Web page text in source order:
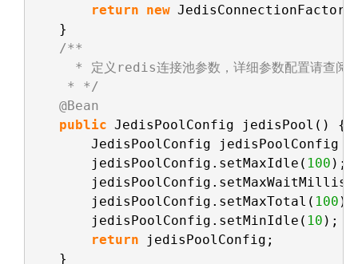
return new
}
/**
* 定义redis连接池参数，详细参数配置请查阅
* */
@Bean
public JedisPoolConfig jedisPool() {
JedisPoolConfig jedisPoolConfig
jedisPoolConfig.setMaxIdle( 100 );
jedisPoolConfig.setMaxWaitMillis(
jedisPoolConfig.setMaxTotal( 100 );
jedisPoolConfig.setMinIdle( 10 );
return
jedisPoolConfig;
}